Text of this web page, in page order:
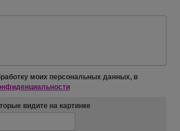
моих персональных данных, в
видите на картинке